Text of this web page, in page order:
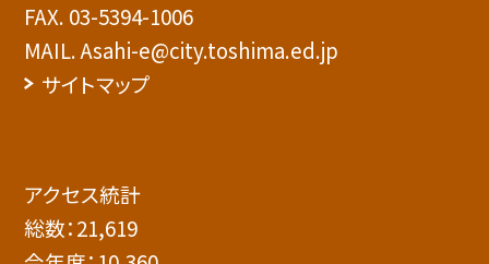
FAX. 03-5394-1006
MAIL. Asahi-e@city.toshima.ed.jp
サイトマップ
アクセス統計
総数：21,619